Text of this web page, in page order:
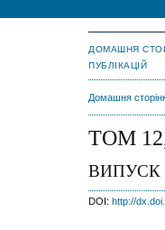
ДОМАШНЯ
ПУБЛІКАЦІЙ
Домашня
ТОМ
ВИПУСК
DOI: http://